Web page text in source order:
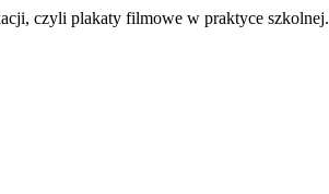
czyli plakaty filmowe w praktyce szkolnej.